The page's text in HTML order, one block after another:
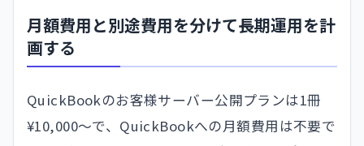
月額費用と別途費用を分けて長期運用を計
画する
QuickBookのお客様サーバー公開プランは1冊
¥10,000〜で、QuickBookへの月額費用は不要で